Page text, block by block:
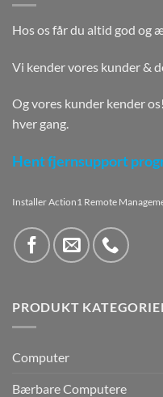
Hos os får du altid god og
Vi kender vores kunder &
Og vores kunder kender
hver gang.
Hent fjernsupport
Installer Action1 Remote
PRODUKT
Computer
Bærbare Computere